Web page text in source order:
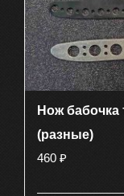
Нож
(разные)
460 ₽